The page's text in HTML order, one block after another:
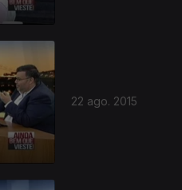
22 ago. 2015